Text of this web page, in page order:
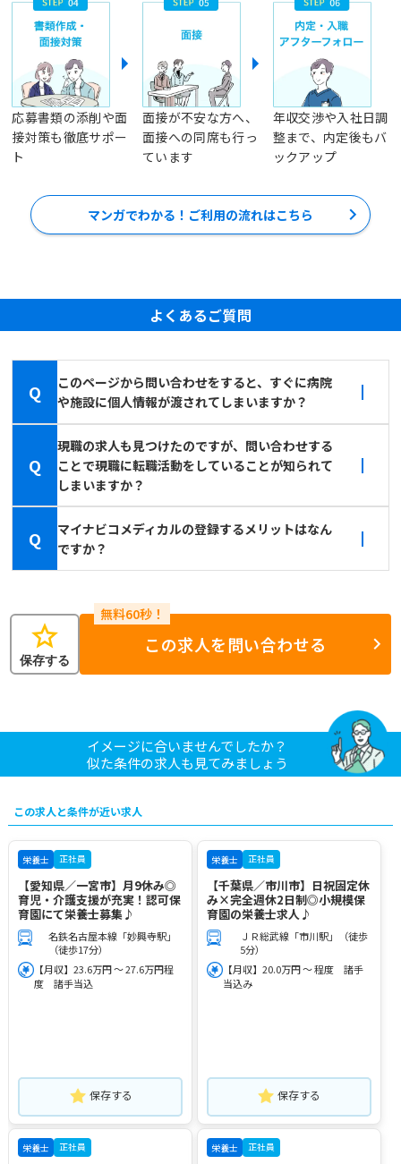
応募書類の添削や面
接対策も徹底サポー
ト
面接が不安な方へ、
面接への同席も行っ
ています
年収交渉や入社日調
整まで、内定後もバ
ックアップ
マンガでわかる！ご利用の流れはこちら
よくあるご質問
Q
このページから問い合わせをすると、すぐに病院
や施設に個人情報が渡されてしまいますか？
Q
現職の求人も見つけたのですが、問い合わせする
ことで現職に転職活動をしていることが知られて
しまいますか？
Q
マイナビコメディカルの登録するメリットはなん
ですか？
star
保存する
この求人を問い合わせる
イメージに合いませんでしたか？
似た条件の求人も見てみましょう
この求人と条件が近い求人
栄養士 正社員
【愛知県／一宮市】月9休み◎
育児・介護支援が充実！認可保
育園にて栄養士募集♪
名鉄名古屋本線「妙興寺駅」
（徒歩17分）
【月収】23.6万円 ～ 27.6万円程
度 諸手当込
保存する
栄養士 正社員
【千葉県／市川市】日祝固定休
み×完全週休2日制◎小規模保
育園の栄養士求人♪
ＪＲ総武線「市川駅」（徒歩
5分）
【月収】20.0万円 ～ 程度 諸手
当込み
保存する
栄養士 正社員 栄養士 正社員